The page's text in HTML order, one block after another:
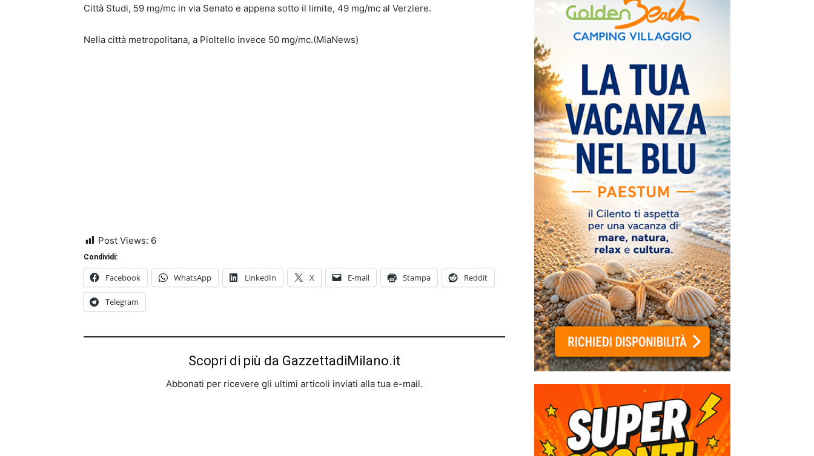
Città Studi, 59 mg/mc in via Senato e appena sotto il limite, 49 mg/mc al Verziere.
Nella città metropolitana, a Pioltello invece 50 mg/mc.(MiaNews)
Post Views: 6
Condividi:
Facebook WhatsApp LinkedIn X E-mail Stampa Reddit
Telegram
Scopri di più da GazzettadiMilano.it
Abbonati per ricevere gli ultimi articoli inviati alla tua e-mail.